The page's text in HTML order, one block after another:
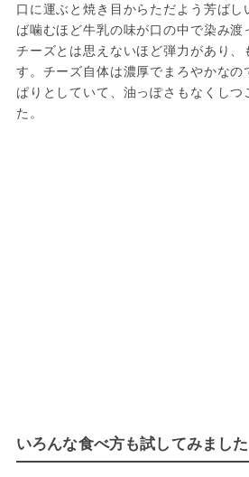
口に運ぶと焼き目からただよう芳ば
ば噛むほど牛乳の味が口の中で染み
チーズとは思えないほど弾力があり、
す。チーズ自体は濃厚でまろやかなの
ぱりとしていて、油っぽさもなくしつ
た。
いろんな食べ方も試してみました